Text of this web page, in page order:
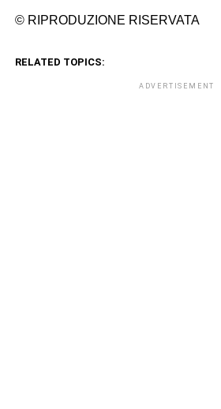
© RIPRODUZIONE RISERVATA
RELATED TOPICS:
ADVERTISEMENT